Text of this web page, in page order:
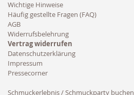
Wichtige Hinweise
Häufig gestellte Fragen (FAQ)
AGB
Widerrufsbelehrung
Vertrag widerrufen
Datenschutzerklärung
Impressum
Pressecorner
Schmuckerlebnis / Schmuckparty buchen